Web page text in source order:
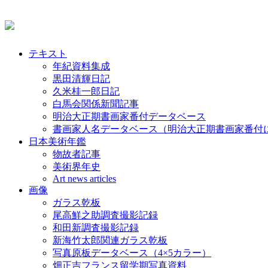
テキスト
年紀資料集成
黒田清輝日記
久米桂一郎日記
白馬会関係新聞記事
明治大正期書画家番付データベース
書画家人名データベース（明治大正期書画家番付
日本美術年鑑
物故者記事
美術界年史
Art news articles
画像
ガラス乾板
尾高鮮之助調査撮影記録
和田新調査撮影記録
新海竹太郎関連ガラス乾板
写真原板データベース（4×5カラー）
畑正吉フランス留学期写真資料